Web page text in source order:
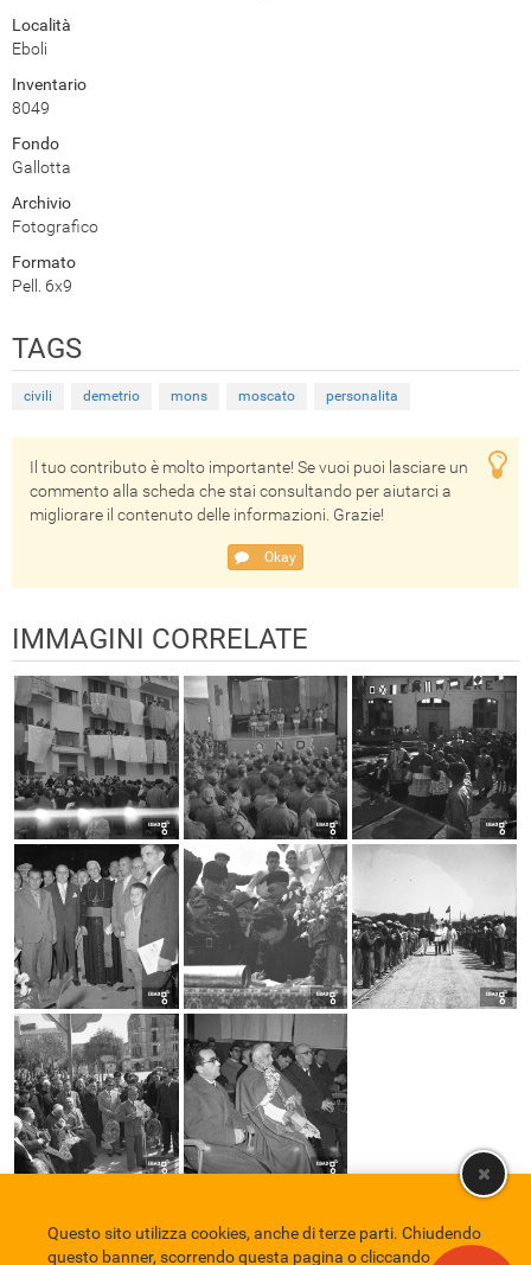
Località
Eboli
Inventario
8049
Fondo
Gallotta
Archivio
Fotografico
Formato
Pell. 6x9
TAGS
civili demetrio mons moscato personalita
Il tuo contributo è molto importante! Se vuoi puoi lasciare un
commento alla scheda che stai consultando per aiutarci a
migliorare il contenuto delle informazioni. Grazie!
Okay
IMMAGINI CORRELATE
Comune di Eboli Servizio Bibliotecario Nazionale Privacy policy
Questo sito utilizza cookies, anche di terze parti. Chiudendo
questo banner, scorrendo questa pagina o cliccando